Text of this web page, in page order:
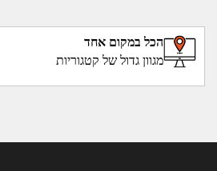
הכל במקום אחד
מגוון גדול של קטגוריות